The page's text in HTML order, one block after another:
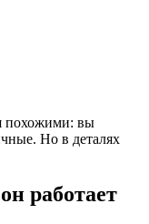
похожими: вы
Но в деталях
работает